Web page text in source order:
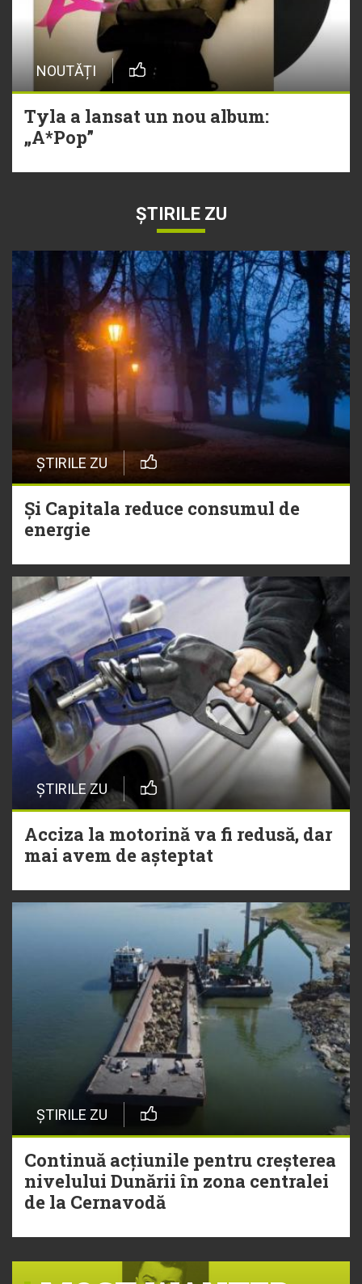
NOUTĂȚI
Tyla a lansat un nou album:
„A*Pop”
ȘTIRILE ZU
ȘTIRILE ZU
Și Capitala reduce consumul de
energie
ȘTIRILE ZU
Acciza la motorină va fi redusă, dar
mai avem de așteptat
ȘTIRILE ZU
Continuă acțiunile pentru creșterea
nivelului Dunării în zona centralei
de la Cernavodă